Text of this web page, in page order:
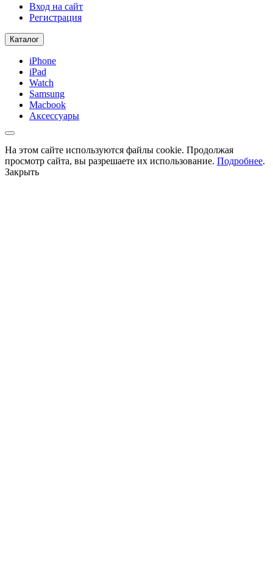
Вход на сайт
Регистрация
Каталог
iPhone
iPad
Watch
Samsung
Macbook
Аксессуары
На этом сайте используются файлы cookie. Продолжая
просмотр сайта, вы разрешаете их использование. Подробнее.
Закрыть